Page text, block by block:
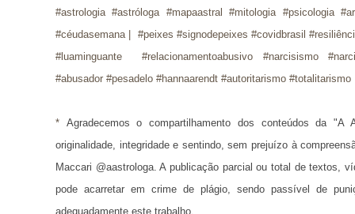
#astrologia #astróloga #mapaastral #mitologia #psicologia
#céudasemana | #peixes #signodepeixes #covidbrasil
#luaminguante #relacionamentoabusivo #narcisismo
#abusador #pesadelo #hannaarendt #autoritarismo #totalitarismo
* Agradecemos o compartilhamento dos conteúdos da
originalidade, integridade e sentindo, sem prejuízo à
Maccari @aastrologa. A publicação parcial ou total de textos,
pode acarretar em crime de plágio, sendo passível de
adequadamente este trabalho.